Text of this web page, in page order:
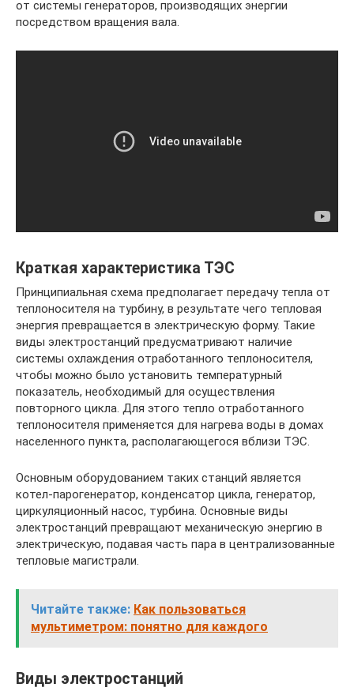
от системы генераторов, производящих энергии
посредством вращения вала.
Краткая характеристика ТЭС
Принципиальная схема предполагает передачу тепла от
теплоносителя на турбину, в результате чего тепловая
энергия превращается в электрическую форму. Такие
виды электростанций предусматривают наличие
системы охлаждения отработанного теплоносителя,
чтобы можно было установить температурный
показатель, необходимый для осуществления
повторного цикла. Для этого тепло отработанного
теплоносителя применяется для нагрева воды в домах
населенного пункта, располагающегося вблизи ТЭС.
Основным оборудованием таких станций является
котел-парогенератор, конденсатор цикла, генератор,
циркуляционный насос, турбина. Основные виды
электростанций превращают механическую энергию в
электрическую, подавая часть пара в централизованные
тепловые магистрали.
Читайте также: Как пользоваться
мультиметром: понятно для каждого
Виды электростанций